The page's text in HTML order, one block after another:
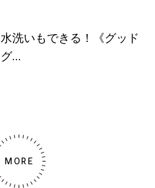
水洗いもできる！《グッド
グ...
MORE